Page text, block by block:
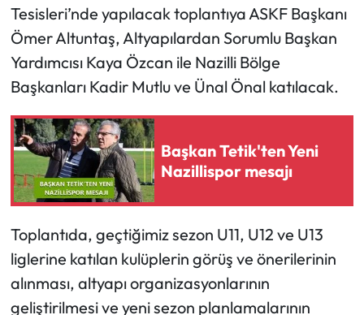
Tesisleri’nde yapılacak toplantıya ASKF Başkanı
Ömer Altuntaş, Altyapılardan Sorumlu Başkan
Yardımcısı Kaya Özcan ile Nazilli Bölge
Başkanları Kadir Mutlu ve Ünal Önal katılacak.
Başkan Tetik'ten Yeni
Nazillispor mesajı
Toplantıda, geçtiğimiz sezon U11, U12 ve U13
liglerine katılan kulüplerin görüş ve önerilerinin
alınması, altyapı organizasyonlarının
geliştirilmesi ve yeni sezon planlamalarının